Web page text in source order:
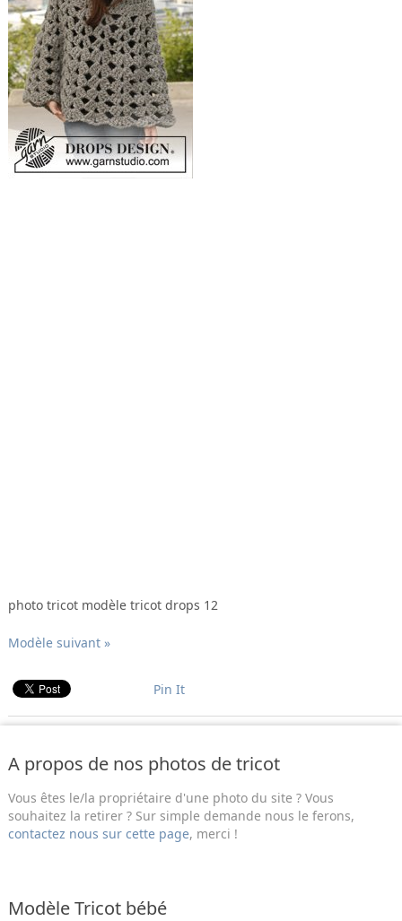
photo tricot modèle tricot drops 12
Modèle suivant »
Pin It
A propos de nos photos de tricot
Vous êtes le/la propriétaire d'une photo du site ? Vous
souhaitez la retirer ? Sur simple demande nous le ferons,
contactez nous sur cette page, merci !
Modèle Tricot bébé